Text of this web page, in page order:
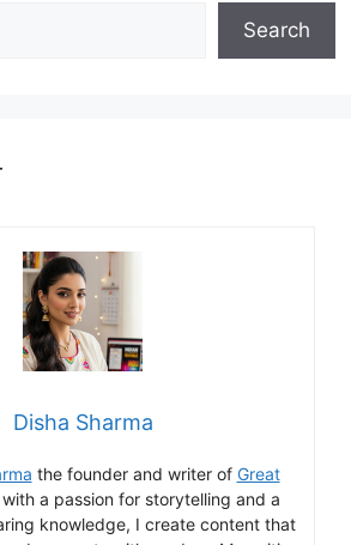
Search
Disha Sharma
the founder and writer of Great
a passion for storytelling and a
knowledge, I create content that